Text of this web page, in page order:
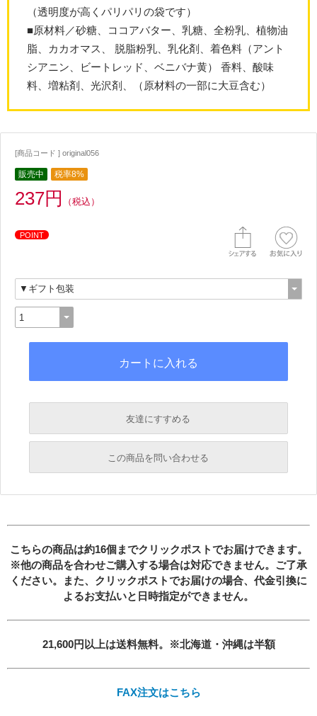
（透明度が高くパリパリの袋です）
■原材料／砂糖、ココアバター、乳糖、全粉乳、植物油
脂、カカオマス、 脱脂粉乳、乳化剤、着色料（アント
シアニン、ビートレッド、ベニバナ黄） 香料、酸味
料、増粘剤、光沢剤、（原材料の一部に大豆含む）
[商品コード ] original056
販売中 税率8%
237円 （税込）
POINT
友達にすすめる
必須
この商品を問い合わせる
こちらの商品は約16個までクリックポストでお届けできます。
※他の商品を合わせご購入する場合は対応できません。ご了承
ください。また、クリックポストでお届けの場合、 代金引換に
よるお支払いと日時指定ができません。
21,600円以上は送料無料。※北海道・沖縄は半額
FAX注文はこちら